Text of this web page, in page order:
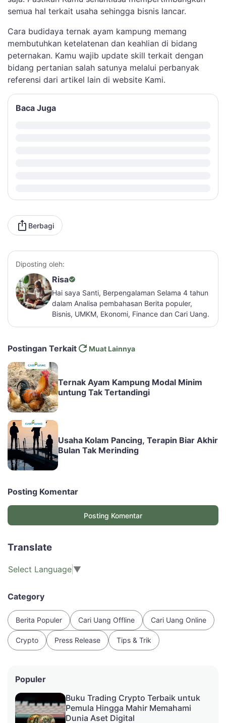
semua hal terkait usaha sehingga bisnis lancar.
Cara budidaya ternak ayam kampung memang
membutuhkan ketelatenan dan keahlian di bidang
peternakan. Kamu wajib update skill terkait dengan
bidang pertanian salah satunya melalui perbanyak
referensi dari artikel lain di website Kami.
Baca Juga
Berbagi
Diposting oleh:
Risa
Hai saya Santi, Berpengalaman Selama 4 tahun
dalam Analisa pembahasan Berita populer,
Bisnis, UMKM, Ekonomi, Finance dan Cari Uang.
Postingan Terkait Muat Lainnya
Ternak Ayam Kampung Modal Minim
untung Tak Tertandingi
Usaha Kolam Pancing, Terapin Biar Akhir
Bulan Tak Merinding
Posting Komentar
Posting Komentar
Translate
Select Language ▼
Category
Berita Populer Cari Uang Offline Cari Uang Online
Crypto Press Release Tips & Trik
Populer
Buku Trading Crypto Terbaik untuk
Pemula Hingga Mahir Memahami
Dunia Aset Digital